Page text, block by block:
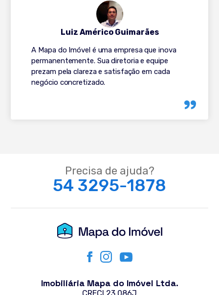
A Mapa do Imóvel é uma empresa que inova
permanentemente. Sua diretoria e equipe
prezam pela clareza e satisfação em cada
negócio concretizado.
Luiz Américo Guimarães
Precisa de ajuda?
54 3295-1878
Imobiliária Mapa do Imóvel Ltda.